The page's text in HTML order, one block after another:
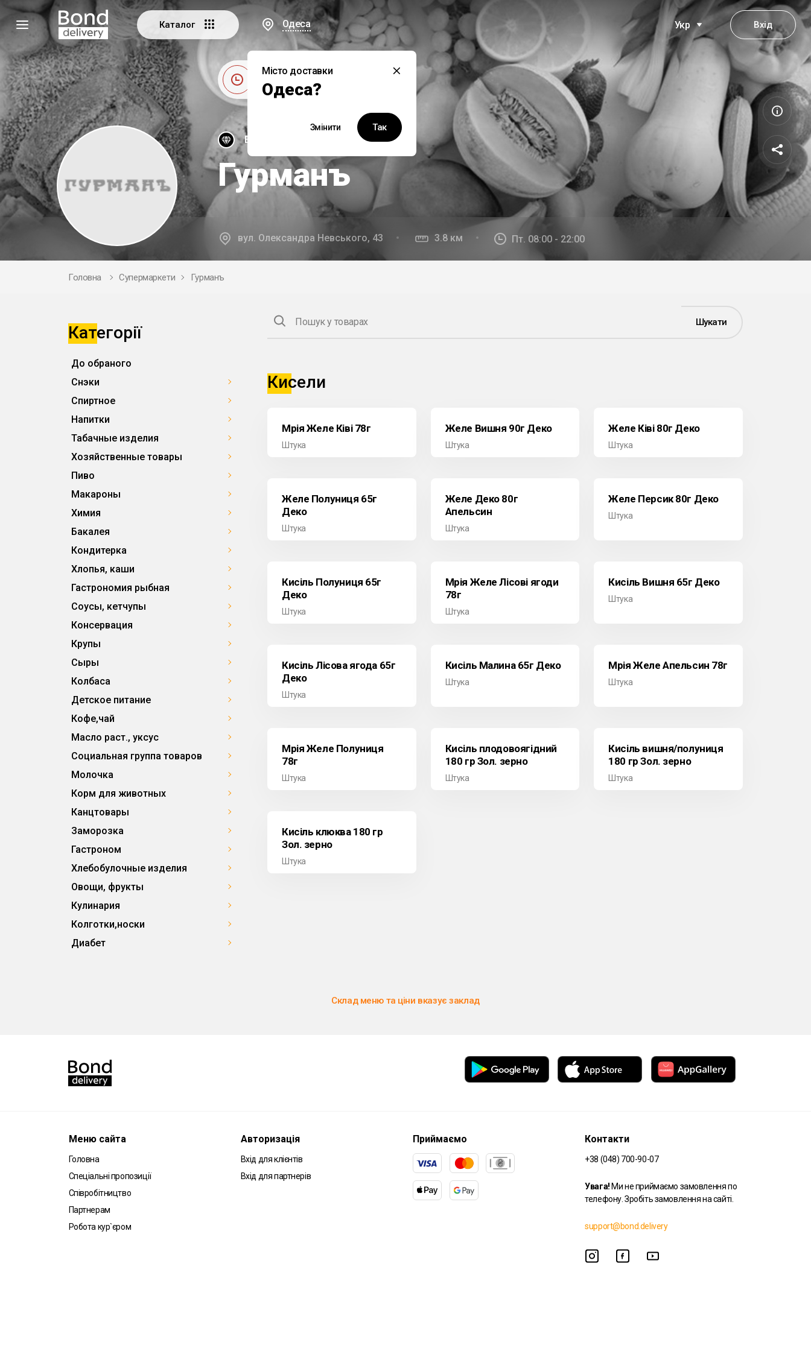
Каталог Одеса
Місто доставки
Одеса?
Змінити Так
Укр Вхід
Цей заклад наразі не працює
Ексклюзивно у Bond Delivery
Гурманъ
вул. Олександра Невського, 43 3.8 км Пт. 08:00 - 22:00
Головна Супермаркети Гурманъ
Категорії
До обраного
Снэки
Спиртное
Напитки
Табачные изделия
Хозяйственные товары
Пиво
Макароны
Химия
Бакалея
Кондитерка
Хлопья, каши
Гастрономия рыбная
Соусы, кетчупы
Консервация
Крупы
Сыры
Колбаса
Детское питание
Кофе,чай
Масло раст., уксус
Социальная группа товаров
Молочка
Корм для животных
Канцтовары
Заморозка
Гастроном
Хлебобулочные изделия
Овощи, фрукты
Кулинария
Колготки,носки
Диабет
Пошук у товарах Шукати
Кисели
Мрія Желе Ківі 78г
Штука
Желе Вишня 90г Деко
Штука
Желе Ківі 80г Деко
Штука
Желе Полуниця 65г
Деко
Штука
Желе Деко 80г
Апельсин
Штука
Желе Персик 80г Деко
Штука
Кисіль Полуниця 65г
Деко
Штука
Мрія Желе Лісові ягоди
78г
Штука
Кисіль Вишня 65г Деко
Штука
Кисіль Лісова ягода 65г
Деко
Штука
Кисіль Малина 65г Деко
Штука
Мрія Желе Апельсин 78г
Штука
Мрія Желе Полуниця
78г
Штука
Кисіль плодовоягідний
180 гр Зол. зерно
Штука
Кисіль вишня/полуниця
180 гр Зол. зерно
Штука
Кисіль клюква 180 гр
Зол. зерно
Штука
Склад меню та ціни вказує заклад
Меню сайта
Головна
Спеціальні пропозиції
Співробітництво
Партнерам
Робота кур`єром
Авторизація
Вхід для клієнтів
Вхід для партнерів
Приймаємо Контакти
+38 (048) 700-90-07
Увага! Ми не приймаємо замовлення по
телефону. Зробіть замовлення на сайті.
support@bond.delivery